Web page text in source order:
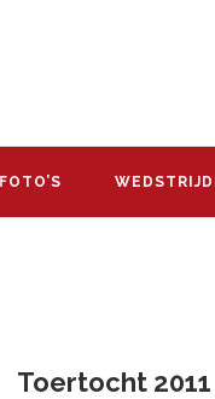
FOTO’S
Toertocht 2011